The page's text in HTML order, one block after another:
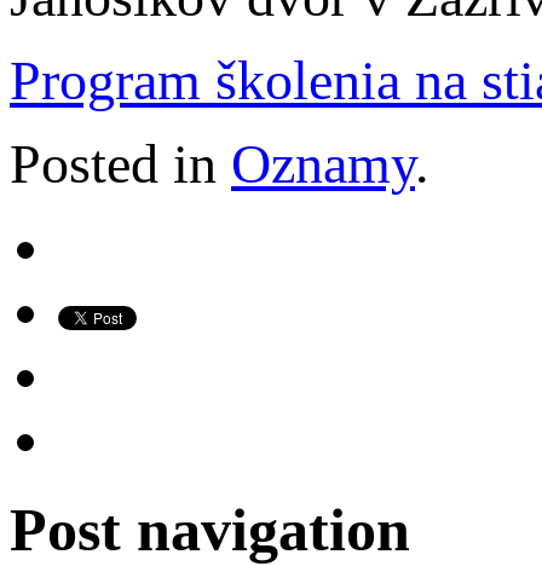
Program školenia na
Posted in Oznamy.
Post navigation